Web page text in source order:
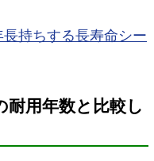
持ちする長寿命シー
耐用年数と比較し